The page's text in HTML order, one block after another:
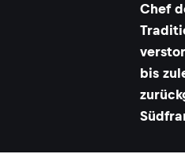
Chef
bis